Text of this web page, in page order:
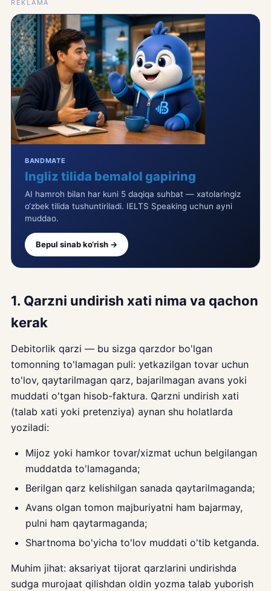
REKLAMA
BANDMATE
Ingliz tilida bemalol gapiring
AI hamroh bilan har kuni 5 daqiqa suhbat — xatolaringiz
o‘zbek tilida tushuntiriladi. IELTS Speaking uchun ayni
muddao.
Bepul sinab ko‘rish →
1. Qarzni undirish xati nima va qachon
kerak
Debitorlik qarzi — bu sizga qarzdor bo'lgan
tomonning to'lamagan puli: yetkazilgan tovar uchun
to'lov, qaytarilmagan qarz, bajarilmagan avans yoki
muddati o'tgan hisob-faktura. Qarzni undirish xati
(talab xati yoki pretenziya) aynan shu holatlarda
yoziladi:
Mijoz yoki hamkor tovar/xizmat uchun belgilangan
muddatda to'lamaganda;
Berilgan qarz kelishilgan sanada qaytarilmaganda;
Avans olgan tomon majburiyatni ham bajarmay,
pulni ham qaytarmaganda;
Shartnoma bo'yicha to'lov muddati o'tib ketganda.
Muhim jihat: aksariyat tijorat qarzlarini undirishda
sudga murojaat qilishdan oldin yozma talab yuborish